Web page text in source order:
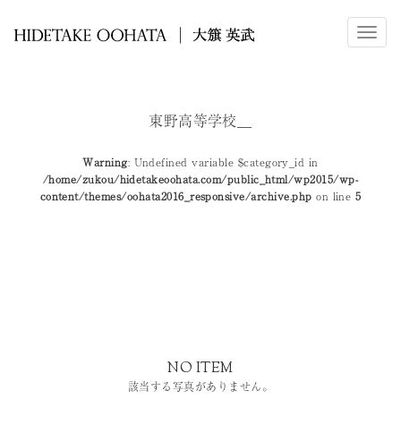
メ
ニ
東野高等学校__
Warning: Undefined variable $category_id in
/home/zukou/hidetakeoohata.com/public_html/wp2015/wp-
content/themes/oohata2016_responsive/archive.php on line 5
NO ITEM
該当する写真がありません。